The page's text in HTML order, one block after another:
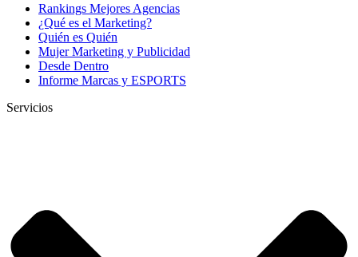
Rankings Mejores Agencias
¿Qué es el Marketing?
Quién es Quién
Mujer Marketing y Publicidad
Desde Dentro
Informe Marcas y ESPORTS
Servicios